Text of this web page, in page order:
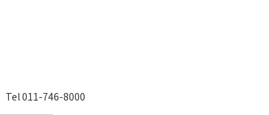
Tel 011-746-8000